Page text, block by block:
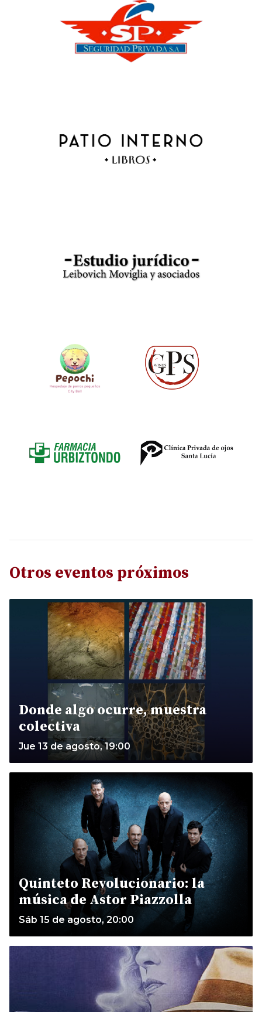
Otros eventos próximos
Donde algo ocurre, muestra
colectiva
Jue 13 de agosto, 19:00
Quinteto Revolucionario: la
música de Astor Piazzolla
Sáb 15 de agosto, 20:00